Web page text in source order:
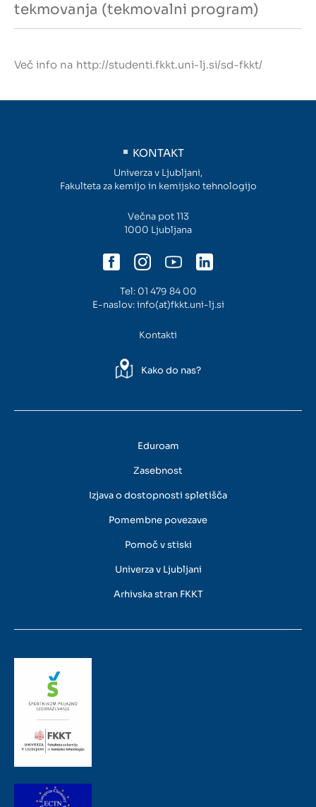
tekmovanja (tekmovalni program)
Več info na http://studenti.fkkt.uni-lj.si/sd-fkkt/
KONTAKT
Univerza v Ljubljani,
Fakulteta za kemijo in kemijsko tehnologijo
Večna pot 113
1000 Ljubljana
Tel: 01 479 84 00
E-naslov:info(at)fkkt.uni-lj.si
Kontakti
Kako do nas?
Eduroam
Zasebnost
Izjava o dostopnosti spletišča
Pomembne povezave
Pomoč v stiski
Univerza v Ljubljani
Arhivska stran FKKT